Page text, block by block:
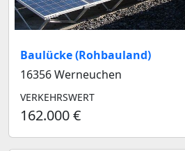
Baulücke (Rohbauland)
16356 Werneuchen
VERKEHRSWERT
162.000 €